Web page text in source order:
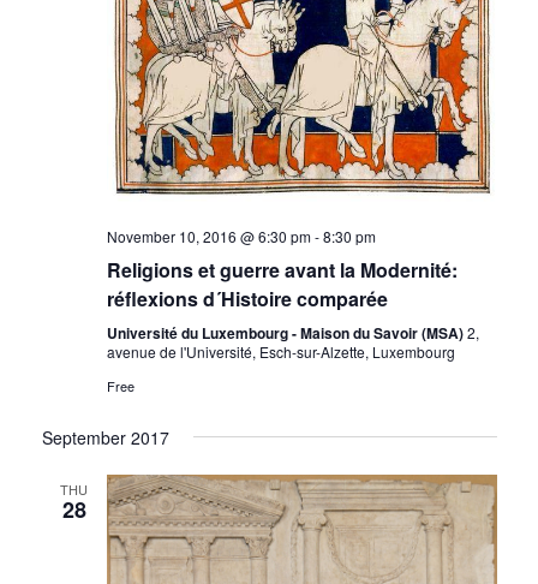
November 10, 2016 @ 6:30 pm-8:30 pm
Religions et guerre avant la Modernité:
réflexions d´Histoire comparée
Université du Luxembourg - Maison du Savoir (MSA)2,
avenue de l'Université, Esch-sur-Alzette, Luxembourg
Free
September 2017
THU
28